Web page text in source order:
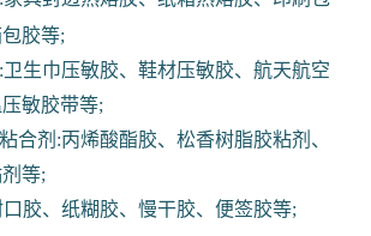
胶等;
生巾压敏胶、鞋材压敏胶、航天航空
敏胶带等;
合剂:丙烯酸酯胶、松香树脂胶粘剂、
等;
胶、纸糊胶、慢干胶、便签胶等;